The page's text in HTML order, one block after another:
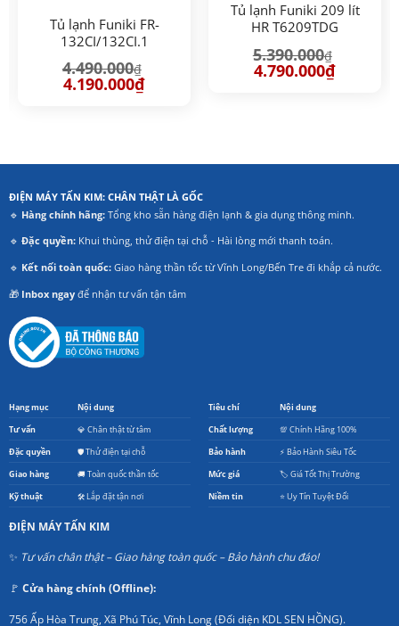
Tủ lạnh Funiki FR-
132CI/132CI.1
4.490.000₫
Giá
gốc
4.190.000₫Giá
Tủ lạnh Funiki 209 lít
HR T6209TDG
5.390.000₫
Giá
gốc
4.790.000₫Giá
ĐIỆN MÁY TẤN KIM: CHÂN THẬT LÀ GỐC
🔹 Hàng chính hãng:Tổng kho sẵn hàng điện lạnh & gia dụng thông minh.
🔹 Đặc quyền:Khui thùng, thử điện tại chỗ - Hài lòng mới thanh toán.
🔹 Kết nối toàn quốc:Giao hàng thần tốc từ Vĩnh Long/Bến Tre đi khắp cả nước.
🎁 Inbox ngayđể nhận tư vấn tận tâm
Hạng mục Nội dung
Tư vấn 💎 Chân thật từ tâm
Đặc quyền 🛡️ Thử điện tại chỗ
Giao hàng 🚚 Toàn quốc thần tốc
Kỹ thuật 🛠️ Lắp đặt tận nơi
Tiêu chí Nội dung
Chất lượng 💯 Chính Hãng 100%
Bảo hành ⚡ Bảo Hành Siêu Tốc
Mức giá 🏷️ Giá Tốt Thị Trường
Niềm tin ⭐ Uy Tín Tuyệt Đối
ĐIỆN MÁY TẤN KIM
✨ Tư vấn chân thật – Giao hàng toàn quốc – Bảo hành chu đáo!
🚩 Cửa hàng chính (Offline):
756 Ấp Hòa Trung, Xã Phú Túc, Vĩnh Long (Đối diện KDL SEN HỒNG).